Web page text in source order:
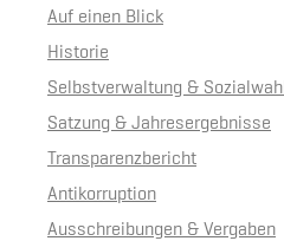
Auf einen Blick
Historie
Selbstverwaltung & Sozialwahl
Satzung & Jahresergebnisse
Transparenzbericht
Antikorruption
Ausschreibungen & Vergaben